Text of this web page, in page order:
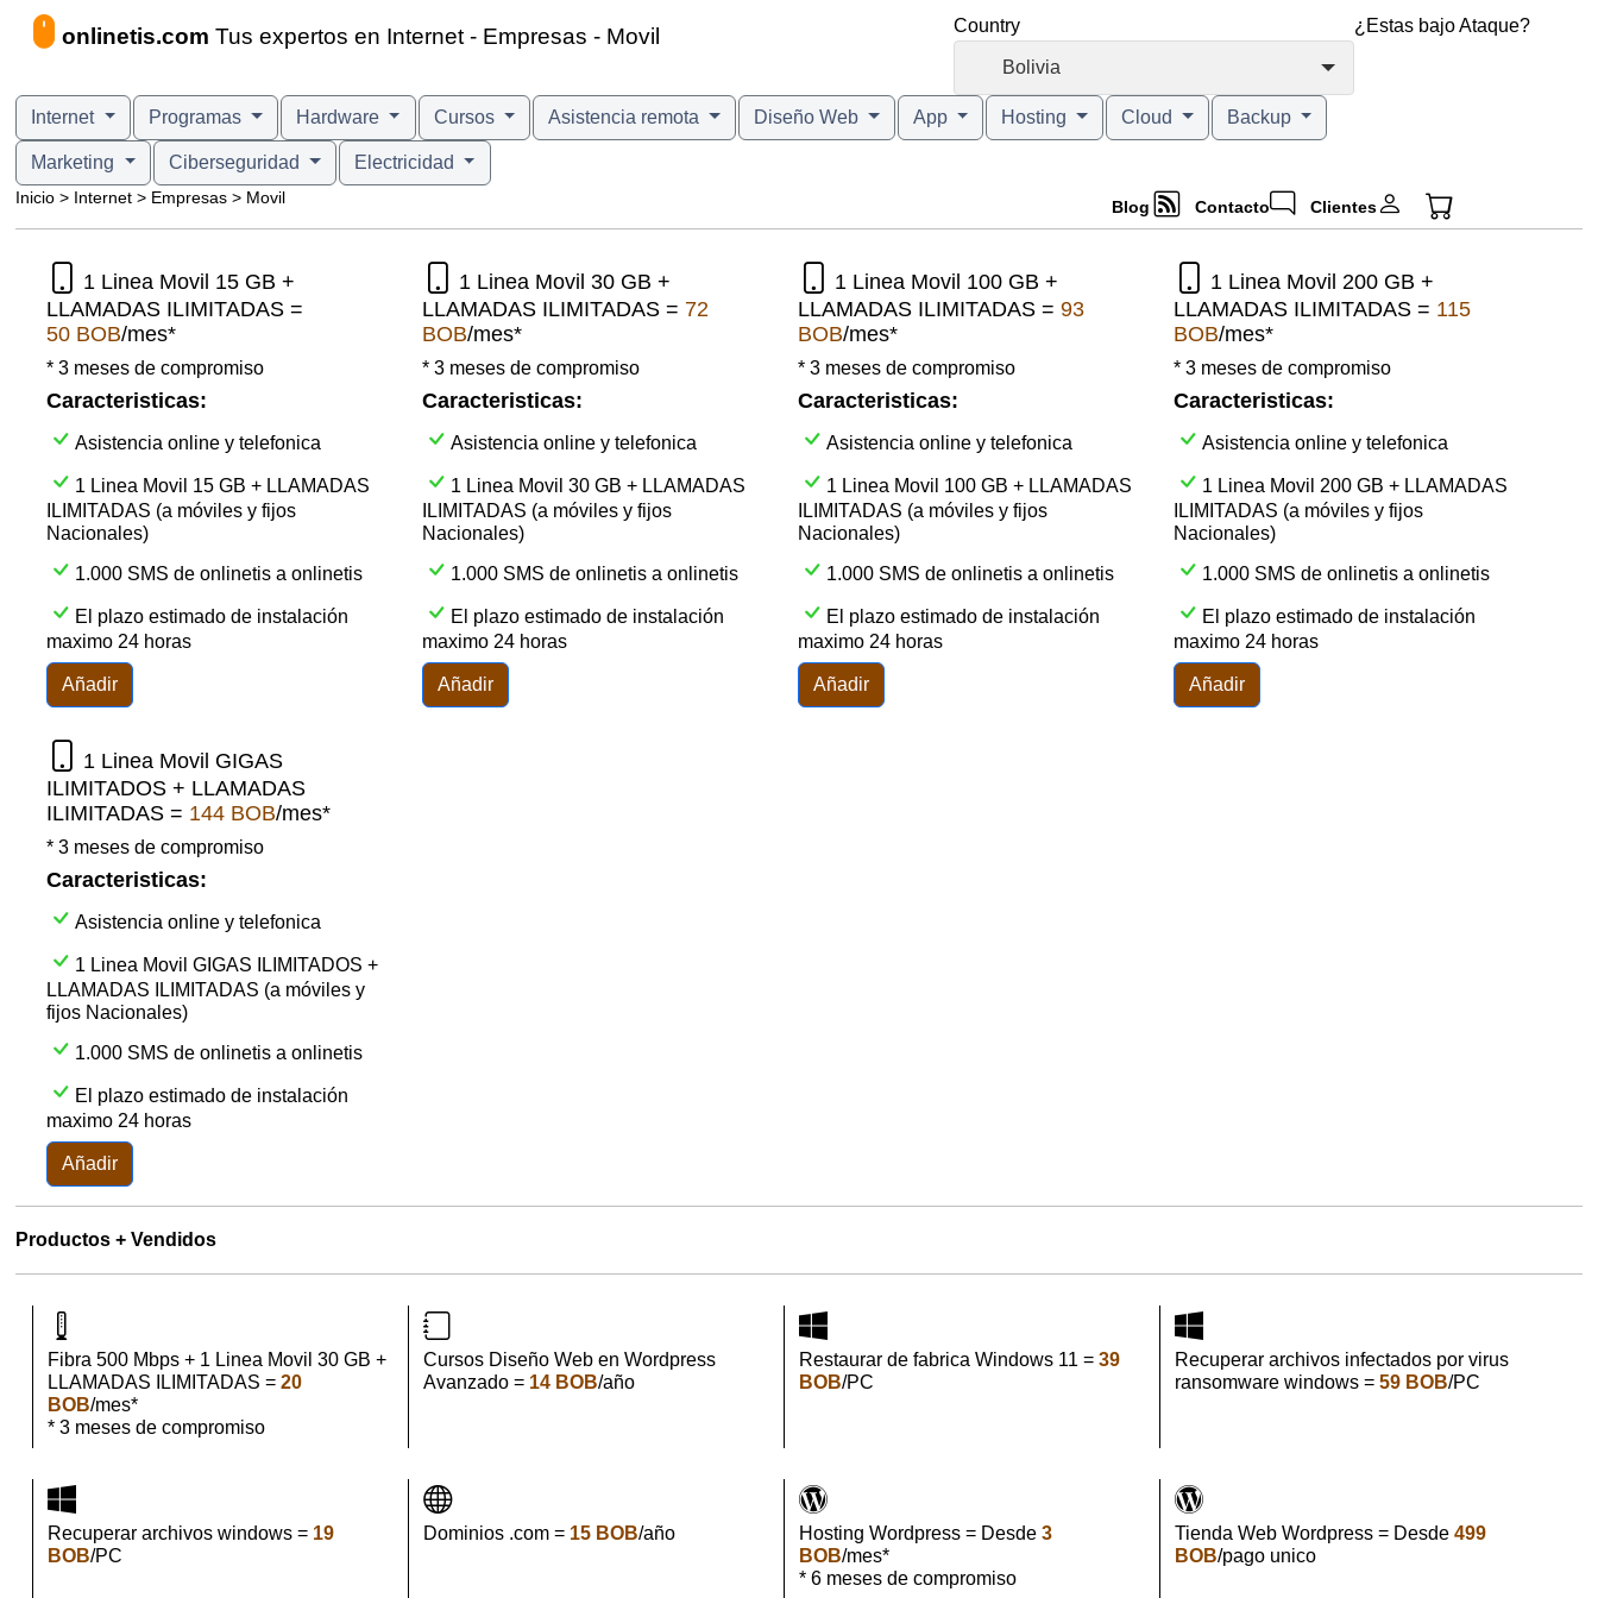
onlinetis.com Tus expertos en Internet - Empresas - Movil Country
Bolivia
¿Estas bajo Ataque?
Internet Programas Hardware Cursos Asistencia remota Diseño Web App Hosting Cloud Backup
Marketing Ciberseguridad Electricidad
Inicio > Internet > Empresas > Movil Blog Contacto Clientes
1 Linea Movil 15 GB +
LLAMADAS ILIMITADAS =
50 BOB/mes*
* 3 meses de compromiso
Caracteristicas:
Asistencia online y telefonica
1 Linea Movil 15 GB + LLAMADAS
ILIMITADAS (a móviles y fijos
Nacionales)
1.000 SMS de onlinetis a onlinetis
El plazo estimado de instalación
maximo 24 horas
Añadir
1 Linea Movil 30 GB +
LLAMADAS ILIMITADAS = 72
BOB/mes*
* 3 meses de compromiso
Caracteristicas:
Asistencia online y telefonica
1 Linea Movil 30 GB + LLAMADAS
ILIMITADAS (a móviles y fijos
Nacionales)
1.000 SMS de onlinetis a onlinetis
El plazo estimado de instalación
maximo 24 horas
Añadir
1 Linea Movil 100 GB +
LLAMADAS ILIMITADAS = 93
BOB/mes*
* 3 meses de compromiso
Caracteristicas:
Asistencia online y telefonica
1 Linea Movil 100 GB + LLAMADAS
ILIMITADAS (a móviles y fijos
Nacionales)
1.000 SMS de onlinetis a onlinetis
El plazo estimado de instalación
maximo 24 horas
Añadir
1 Linea Movil 200 GB +
LLAMADAS ILIMITADAS = 115
BOB/mes*
* 3 meses de compromiso
Caracteristicas:
Asistencia online y telefonica
1 Linea Movil 200 GB + LLAMADAS
ILIMITADAS (a móviles y fijos
Nacionales)
1.000 SMS de onlinetis a onlinetis
El plazo estimado de instalación
maximo 24 horas
Añadir
1 Linea Movil GIGAS
ILIMITADOS + LLAMADAS
ILIMITADAS = 144 BOB/mes*
* 3 meses de compromiso
Caracteristicas:
Asistencia online y telefonica
1 Linea Movil GIGAS ILIMITADOS +
LLAMADAS ILIMITADAS (a móviles y
fijos Nacionales)
1.000 SMS de onlinetis a onlinetis
El plazo estimado de instalación
maximo 24 horas
Añadir
Productos + Vendidos
Fibra 500 Mbps + 1 Linea Movil 30 GB +
LLAMADAS ILIMITADAS = 20
BOB/mes*
* 3 meses de compromiso
Cursos Diseño Web en Wordpress
Avanzado = 14 BOB/año
Restaurar de fabrica Windows 11 = 39
BOB/PC
Recuperar archivos infectados por virus
ransomware windows = 59 BOB/PC
Recuperar archivos windows = 19
BOB/PC
Dominios .com = 15 BOB/año Hosting Wordpress = Desde 3
BOB/mes*
* 6 meses de compromiso
Tienda Web Wordpress = Desde 499
BOB/pago unico